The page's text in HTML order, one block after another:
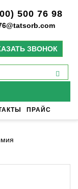
500 76 98
ЗВОНОК
ПРАЙС